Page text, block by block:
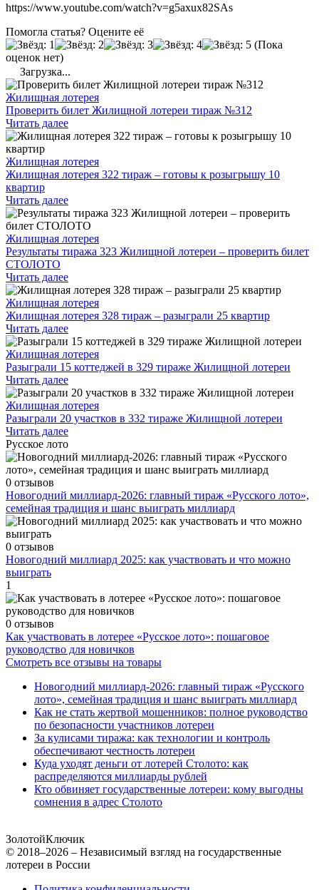
https://www.youtube.com/watch?v=g5axux82SAs
Помогла статья? Оцените её
(Пока
оценок нет)
Загрузка...
Жилищная лотерея
Проверить билет Жилищной лотереи тираж №312
Читать далее
Жилищная лотерея
Жилищная лотерея 322 тираж – готовы к розыгрышу 10
квартир
Читать далее
Жилищная лотерея
Результаты тиража 323 Жилищной лотереи – проверить билет
СТОЛОТО
Читать далее
Жилищная лотерея
Жилищная лотерея 328 тираж – разыграли 25 квартир
Читать далее
Жилищная лотерея
Разыграли 15 коттеджей в 329 тираже Жилищной лотереи
Читать далее
Жилищная лотерея
Разыграли 20 участков в 332 тираже Жилищной лотереи
Читать далее
Русское лото
0 отзывов
Новогодний миллиард-2026: главный тираж «Русского лото»,
семейная традиция и шанс выиграть миллиард
0 отзывов
Новогодний миллиард 2025: как участвовать и что можно
выиграть
1
0 отзывов
Как участвовать в лотерее «Русское лото»: пошаговое
руководство для новичков
Смотреть все отзывы на товары
Новогодний миллиард-2026: главный тираж «Русского
лото», семейная традиция и шанс выиграть миллиард
Как не стать жертвой мошенников: полное руководство
по безопасности участников лотереи
За кулисами тиража: как технологии и контроль
обеспечивают честность лотереи
Куда уходят деньги от лотерей Столото: как
распределяются миллиарды рублей
Кто обвиняет государственные лотереи: кому выгодны
сомнения в адрес Столото
ЗолотойКлючик
© 2018–2026 – Независимый взгляд на государственные
лотереи в России